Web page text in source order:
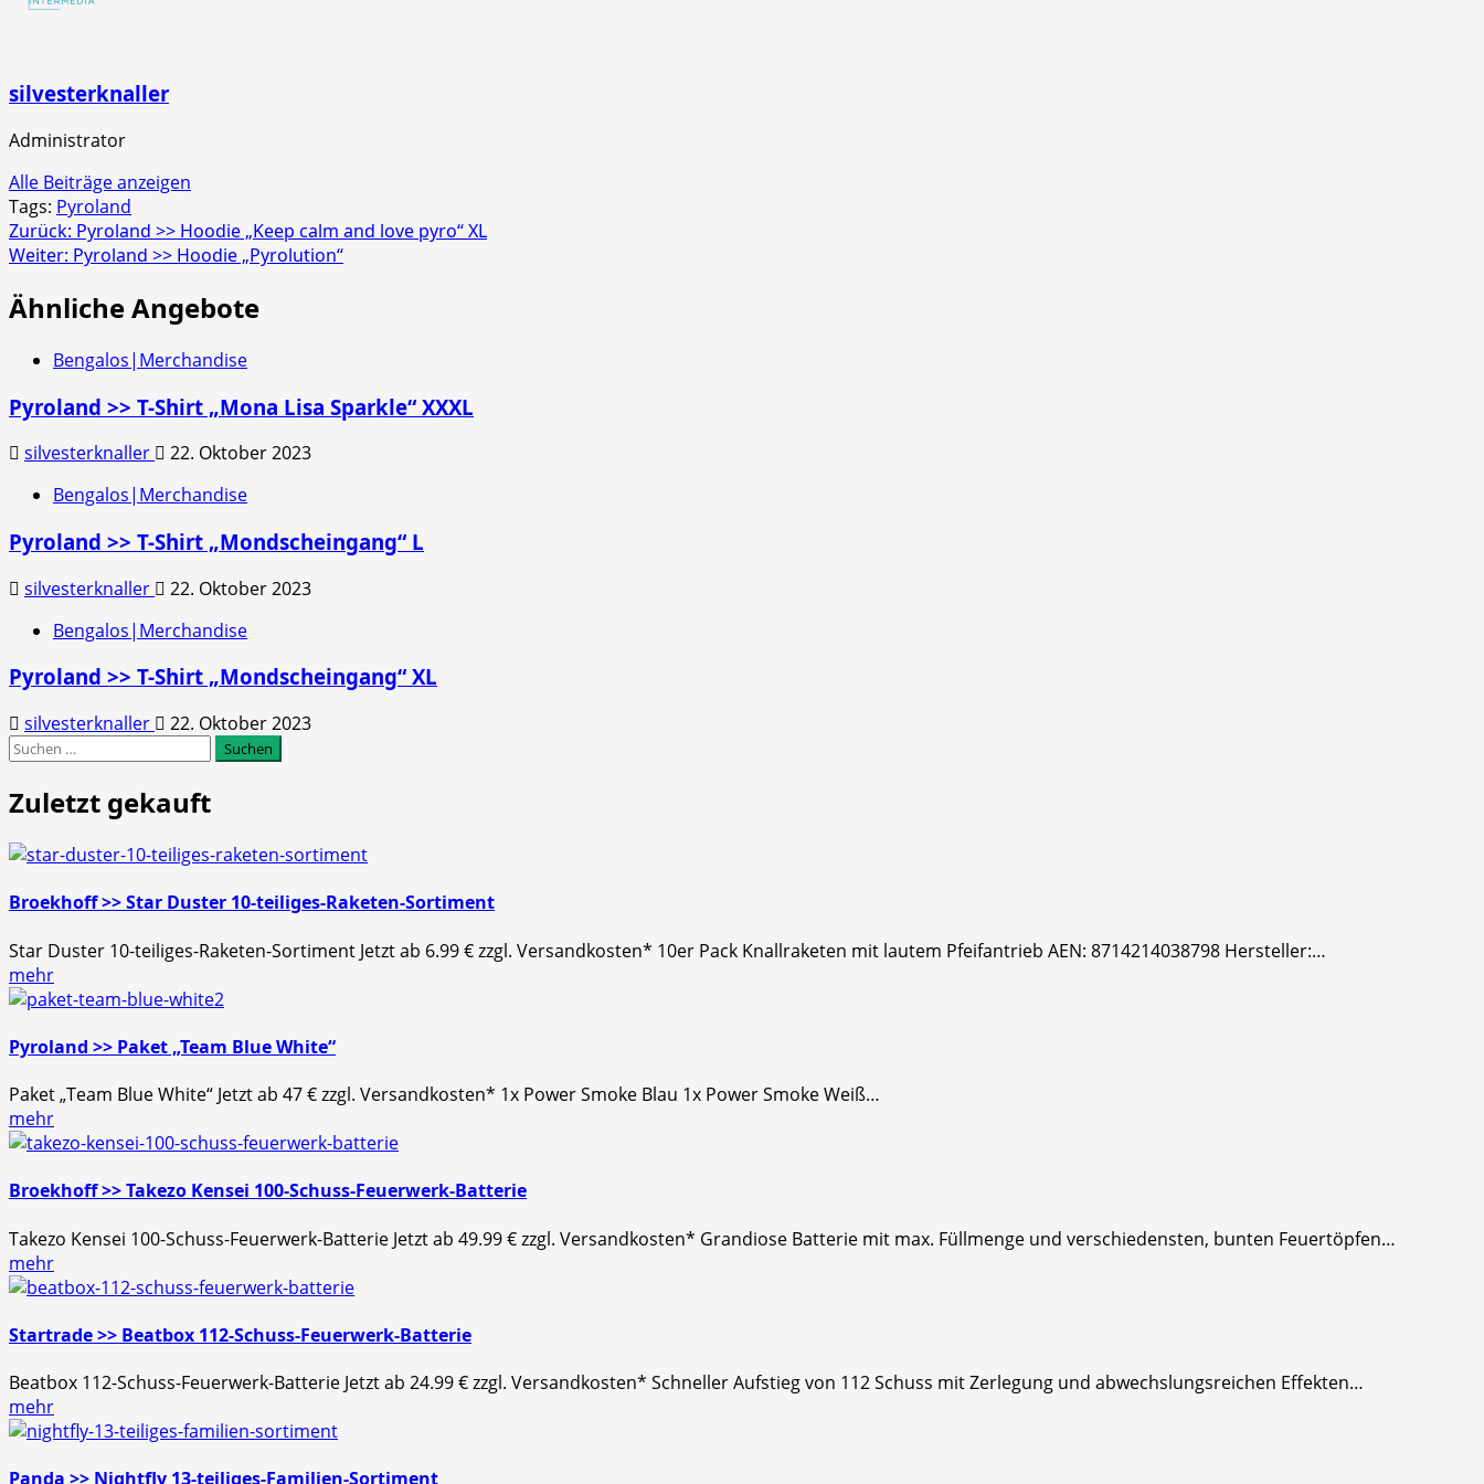
silvesterknaller
Administrator
Alle Beiträge anzeigen
Tags: Pyroland
Beitragsnavigation
Zurück: Pyroland >> Hoodie „Keep calm and love pyro“ XL
Weiter: Pyroland >> Hoodie „Pyrolution“
Ähnliche Angebote
Bengalos|Merchandise
Pyroland >> T-Shirt „Mona Lisa Sparkle“ XXXL
silvesterknaller
22. Oktober 2023
Bengalos|Merchandise
Pyroland >> T-Shirt „Mondscheingang“ L
silvesterknaller
22. Oktober 2023
Bengalos|Merchandise
Pyroland >> T-Shirt „Mondscheingang“ XL
silvesterknaller
22. Oktober 2023
Suchen
Zuletzt gekauft
Broekhoff >> Star Duster 10-teiliges-Raketen-Sortiment
Star Duster 10-teiliges-Raketen-Sortiment Jetzt ab 6.99 € zzgl. Versandkosten* 10er Pack Knallraketen mit lautem Pfeifantrieb AEN: 8714214038798 Hersteller:…
mehr
Pyroland >> Paket „Team Blue White“
Paket „Team Blue White“ Jetzt ab 47 € zzgl. Versandkosten* 1x Power Smoke Blau 1x Power Smoke Weiß…
mehr
Broekhoff >> Takezo Kensei 100-Schuss-Feuerwerk-Batterie
Takezo Kensei 100-Schuss-Feuerwerk-Batterie Jetzt ab 49.99 € zzgl. Versandkosten* Grandiose Batterie mit max. Füllmenge und verschiedensten, bunten Feuertöpfen…
mehr
Startrade >> Beatbox 112-Schuss-Feuerwerk-Batterie
Beatbox 112-Schuss-Feuerwerk-Batterie Jetzt ab 24.99 € zzgl. Versandkosten* Schneller Aufstieg von 112 Schuss mit Zerlegung und abwechslungsreichen Effekten…
mehr
Panda >> Nightfly 13-teiliges-Familien-Sortiment